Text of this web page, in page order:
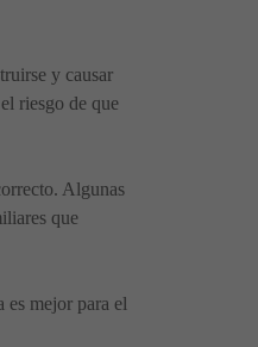
y causar
riesgo de que
Algunas
que
es mejor para el